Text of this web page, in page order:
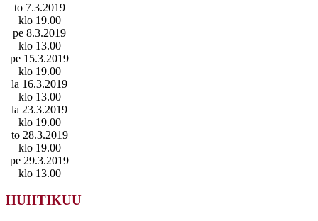
to 7.3.2019
klo 19.00
pe 8.3.2019
klo 13.00
pe 15.3.2019
klo 19.00
la 16.3.2019
klo 13.00
la 23.3.2019
klo 19.00
to 28.3.2019
klo 19.00
pe 29.3.2019
klo 13.00
HUHTIKUU